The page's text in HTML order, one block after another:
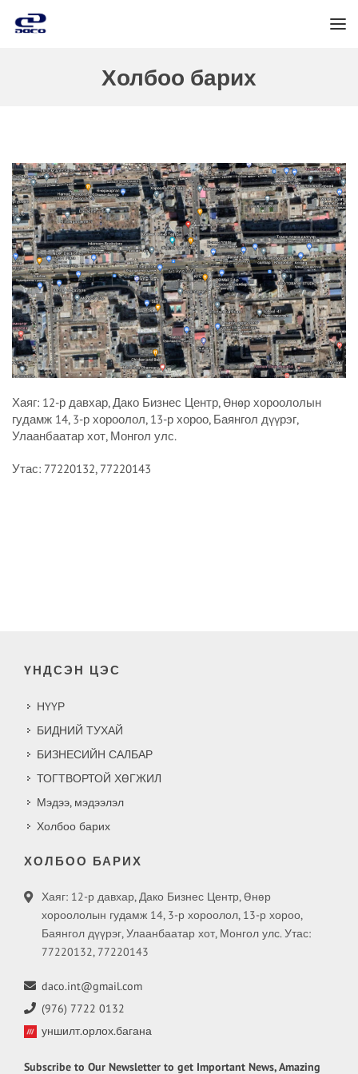
Холбоо барих
Хаяг: 12-р давхар, Дако Бизнес Центр, Өнөр хороололын
гудамж 14, 3-р хороолол, 13-р хороо, Баянгол дүүрэг,
Улаанбаатар хот, Монгол улс.
Утас: 77220132, 77220143
ҮНДСЭН ЦЭС
НҮҮР
БИДНИЙ ТУХАЙ
БИЗНЕСИЙН САЛБАР
ТОГТВОРТОЙ ХӨГЖИЛ
Мэдээ, мэдээлэл
Холбоо барих
ХОЛБОО БАРИХ
Хаяг: 12-р давхар, Дако Бизнес Центр, Өнөр
хороололын гудамж 14, 3-р хороолол, 13-р хороо,
Баянгол дүүрэг, Улаанбаатар хот, Монгол улс. Утас:
77220132, 77220143
daco.int@gmail.com
(976) 7722 0132
уншилт.орлох.багана
Subscribe to Our Newsletter to get Important News, Amazing